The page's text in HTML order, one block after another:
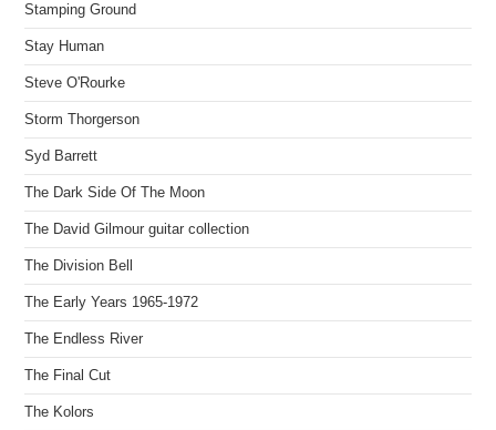
Stamping Ground
Stay Human
Steve O'Rourke
Storm Thorgerson
Syd Barrett
The Dark Side Of The Moon
The David Gilmour guitar collection
The Division Bell
The Early Years 1965-1972
The Endless River
The Final Cut
The Kolors